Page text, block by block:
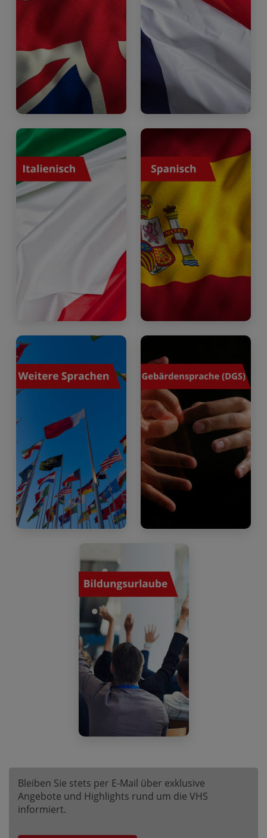
Bleiben Sie stets per E-Mail über exklusive
Angebote und Highlights rund um die VHS
informiert.